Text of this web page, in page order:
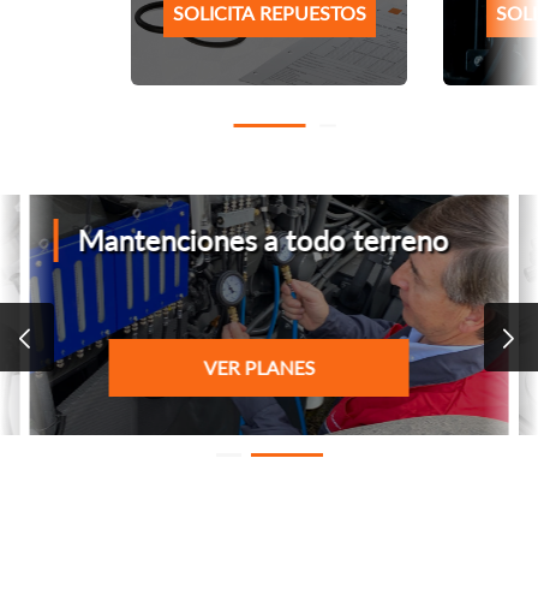
SOLICITA REPUESTOS
Mantenciones a todo terreno
VER PLANES